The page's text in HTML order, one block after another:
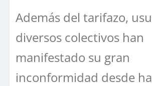
Además del tarifazo,
diversos colectivos han
manifestado su gran
inconformidad desde